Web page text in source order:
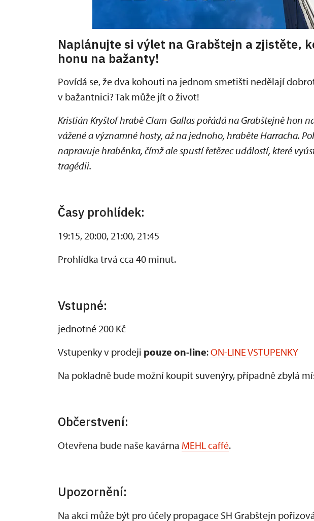
Naplánujte si výlet na Grabštejn a zjistěte,
honu na bažanty!
Povídá se, že dva kohouti na jednom smetišti nedělají
v bažantnici? Tak může jít o život!
Kristián Kryštof hrabě Clam-Gallas pořádá na Grabštejně hon
vážené a významné hosty, až na jednoho, hraběte Harracha.
napravuje hraběnka, čímž ale spustí řetězec událostí, které
tragédii.
Časy prohlídek:
19:15, 20:00, 21:00, 21:45
Prohlídka trvá cca 40 minut.
Vstupné:
jednotné 200 Kč
Vstupenky v prodeji pouze on-line:ON-LINE VSTUPENKY
Na pokladně bude možní koupit suvenýry, případně zbylá
Občerstvení:
Otevřena bude naše kavárna MEHL caffé.
Upozornění:
Na akci může být pro účely propagace SH Grabštejn